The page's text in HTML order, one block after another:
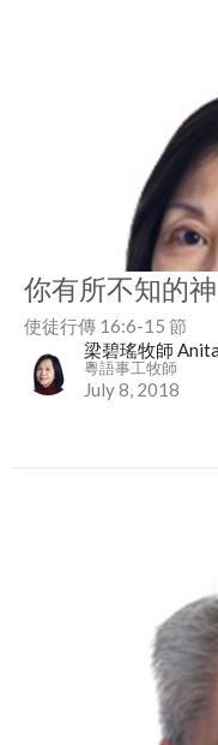
你有所不知的神
使徒行傳 16:6-15 節
梁碧瑤牧師
粵語事工牧師
July 8, 2018